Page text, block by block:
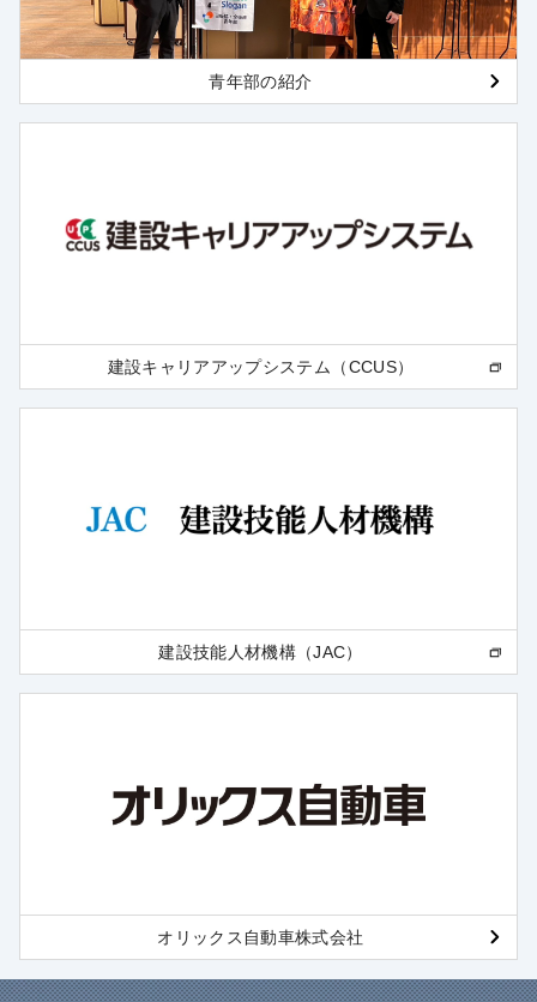
青年部の紹介
建設キャリアアップシステム（CCUS）
建設技能人材機構（JAC）
オリックス自動車株式会社